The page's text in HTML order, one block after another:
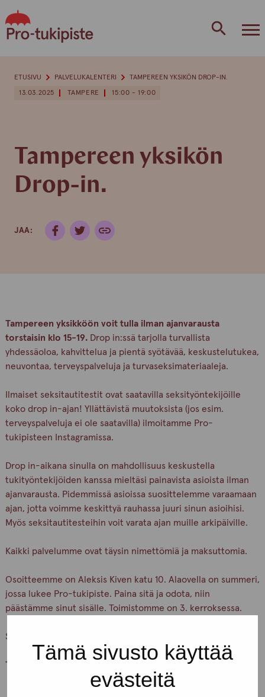
Tämä sivusto käyttää
evästeitä
to
content
13.03.2025 TAMPERE 15:00 - 19:00
Tampereen yksikön
Drop-in.
JAA:
ETUSIVU PALVELUKALENTERI TAMPEREEN YKSIKÖN DROP-IN.
Tampereen yksikköön voit tulla ilman ajanvarausta
torstaisin klo 15-19. Drop in:ssä tarjolla turvallista
yhdessäoloa, kahvittelua ja pientä syötävää, keskustelutukea,
neuvontaa, terveyspalveluja ja turvaseksimateriaaleja.
Ilmaiset seksitautitestit ovat saatavilla seksityöntekijöille
koko drop in-ajan! Yllättävistä muutoksista (jos esim.
terveyspalveluja ei ole saatavilla) ilmoitamme Pro-
tukipisteen Instagramissa.
Drop in-aikana sinulla on mahdollisuus keskustella
tukityöntekijöiden kanssa mieltäsi painavista asioista ilman
ajanvarausta. Pidemmissä asioissa suosittelemme varaamaan
ajan, jotta voimme keskittyä rauhassa juuri sinun asioihisi.
Myös seksitautitesteihin voit varata ajan muille arkipäiville.
Kaikki palvelumme ovat täysin nimettömiä ja maksuttomia.
Osoitteemme on Aleksis Kiven katu 10. Alaovella on summeri,
jossa lukee Pro-tukipiste. Paina sitä ja odota, niin
päästämme sinut sisälle. Toimistomme on 3. kerroksessa.
Soita jos et löydä perille!
Tervetuloa!